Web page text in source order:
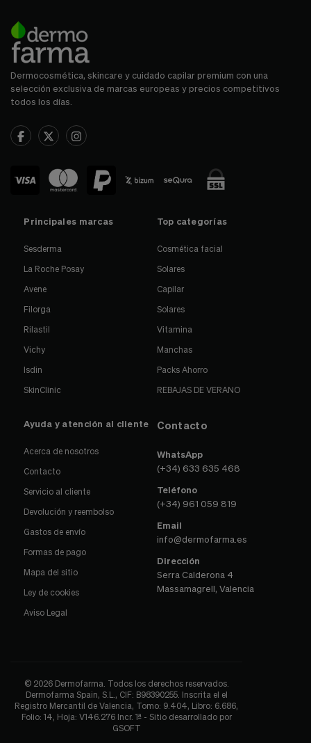
Dermocosmética, skincare y cuidado capilar premium con una
selección exclusiva de marcas europeas y precios competitivos
todos los días.
Principales marcas
Sesderma
La Roche Posay
Avene
Filorga
Rilastil
Vichy
Isdin
SkinClinic
Top categorías
Cosmética facial
Solares
Capilar
Solares
Vitamina
Manchas
Packs Ahorro
REBAJAS DE VERANO
Ayuda y atención al cliente
Acerca de nosotros
Contacto
Servicio al cliente
Devolución y reembolso
Gastos de envío
Formas de pago
Mapa del sitio
Ley de cookies
Aviso Legal
Contacto
WhatsApp
(+34) 633 635 468
Teléfono
(+34) 961 059 819
Email
info@dermofarma.es
Dirección
Serra Calderona 4
Massamagrell, Valencia
© 2026 Dermofarma. Todos los derechos reservados.
Dermofarma Spain, S.L., CIF: B98390255. Inscrita el el
Registro Mercantil de Valencia, Tomo: 9.404, Libro: 6.686,
Folio: 14, Hoja: V146.276 Incr. 1ª - Sitio desarrollado por
GSOFT